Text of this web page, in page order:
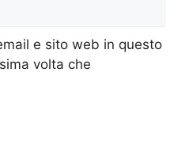
e sito web in questo
volta che